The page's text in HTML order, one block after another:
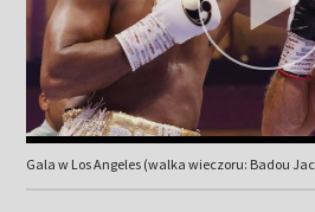
Gala w Los Angeles (walka wieczoru: Badou